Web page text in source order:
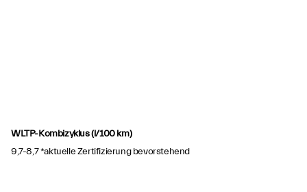
WLTP-Kombizyklus (l/100 km)
9,7-8,7 *aktuelle Zertifizierung bevorstehend